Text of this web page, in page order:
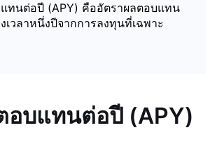
ทนต่อปี (APY) คืออัตราผลตอบแทน
เวลาหนึ่งปีจากการลงทุนที่เฉพาะ
อบแทนต่อปี (APY)